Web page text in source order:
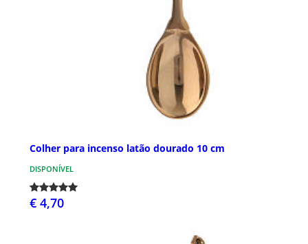
Colher para incenso latão dourado 10 cm
DISPONÍVEL
€ 4,70